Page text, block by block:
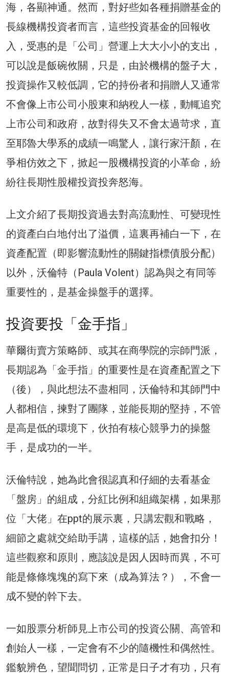
海，各顯神通。然而，對好些如各種捐贈基金的
長線機構投資者而言，這些投資基金的回報收
入，受惠的是「公司」營運上大大小小的支出，
可以說是飯碗攸關，只是，由於機構的盤子大，
投資操作又較低調，它的持份者和捐贈人又通常
不會像上市公司小股東和納稅人一樣，動輒追究
上市公司和政府，故對得失又不會太過苛求，直
至耶魯大學系的成績一鳴驚人，讓行家汗顏，在
爭相仿效之下，掀起一股機構投資的小革命，紛
紛往長期性股權投資投奔怒海。
上文介紹了長期投資過去對高流動性、可變現性
的資產白白地付出了溢價，這裏再補白一下，在
資產配置（即影響流動性的關鍵指標債股分配）
以外，沃倫特（Paula Volent）認為與之有同等
重要性的，是基金操盤手的選擇。
投資要投「金手指」
華爾街賣方策略師、或其在商學院的宗師門派，
長期認為「金手指」的重要性是在資產配置之下
（後），與此想法不盡相同，沃倫特和其師門中
人都相信，揀對了團隊，並能長期的堅持，不管
是高是低的環境下，伙拍有核心競爭力的操盤
手，是成功的一半。
沃倫特說，她為此會很認真和仔細的去看基金
「盤房」的組成，分紅比例和組織架構，如果那
位「大佬」在ppt的展示裏，只講宏觀和戰略，
細節之處就交給助手講，這樣的話，她會扣分！
這些觀察和原則，應該說是因人因時而異，不可
能是條條塊塊的寫下來（成為算法？），不會一
成不變的幹下去。
一如股票分析師見上市公司的投資公關、高管和
創始人一樣，一定會有不少的隨機性和偶然性。
鑑貌辨色，望聞問切，正常是日子才有功，只有